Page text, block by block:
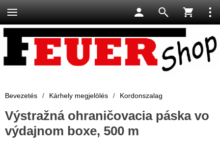
Bevezetés / Kárhely megjelölés / Kordonszalag
Výstražná ohraničovacia páska vo
výdajnom boxe, 500 m